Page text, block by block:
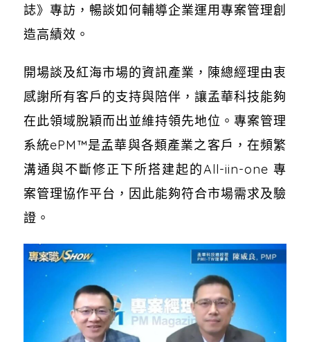
誌》專訪，暢談如何輔導企業運用專案管理創
造高績效。
開場談及紅海市場的資訊產業，陳總經理由衷
感謝所有客戶的支持與陪伴，讓孟華科技能夠
在此領域脫穎而出並維持領先地位。專案管理
系統ePM™是孟華與各類產業之客戶，在頻繁
溝通與不斷修正下所搭建起的All-iin-one 專
案管理協作平台，因此能夠符合市場需求及驗
證。